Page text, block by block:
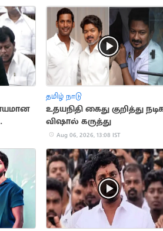
தமிழ் நாடு
உதயநிதி கைது குறித்து
விஷால் கருத்து
Aug 06, 2026, 13:08 IST